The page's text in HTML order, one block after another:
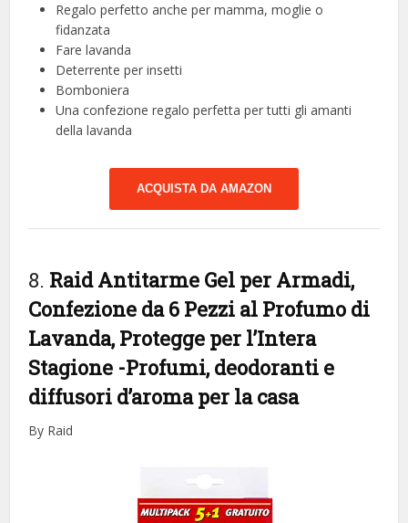
Regalo perfetto anche per mamma, moglie o
fidanzata
Fare lavanda
Deterrente per insetti
Bomboniera
Una confezione regalo perfetta per tutti gli amanti
della lavanda
ACQUISTA DA AMAZON
8. Raid Antitarme Gel per Armadi,
Confezione da 6 Pezzi al Profumo di
Lavanda, Protegge per l’Intera
Stagione -Profumi, deodoranti e
diffusori d’aroma per la casa
By Raid